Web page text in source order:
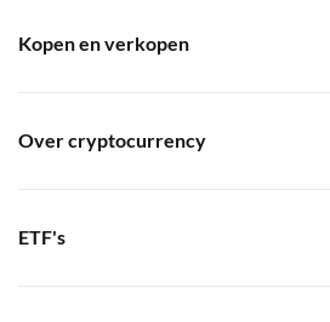
Kopen en verkopen
Over cryptocurrency
ETF's